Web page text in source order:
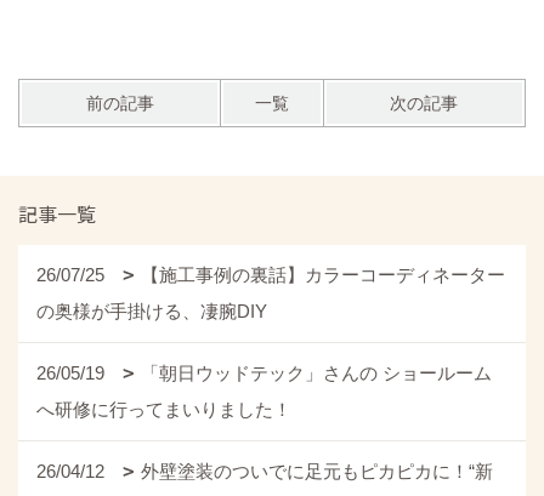
前の記事 一覧 次の記事
記事一覧
26/07/25
【施工事例の裏話】カラーコーディネーター
の奥様が手掛ける、凄腕DIY
26/05/19
「朝日ウッドテック」さんの ショールーム
へ研修に行ってまいりました！
26/04/12
外壁塗装のついでに足元もピカピカに！“新